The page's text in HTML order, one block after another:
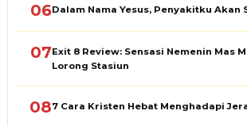
06Dalam Nama Yesus, Penyakitku Akan
07Exit 8 Review: Sensasi Nemenin Mas
Lorong Stasiun
087 Cara Kristen Hebat Menghadapi